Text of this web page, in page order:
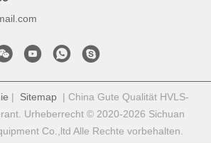
| Sitemap| China Gute Qualität HVLS-
Urheberrecht © 2020-2026 Sichuan
Co.,ltd Alle Rechte vorbehalten.